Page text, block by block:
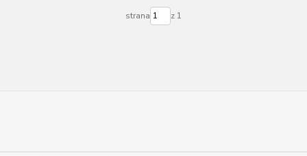
strana z 1